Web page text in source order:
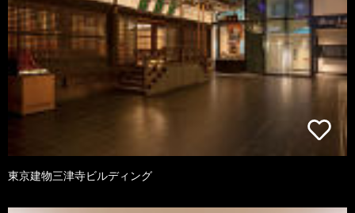
東京建物三津寺ビルディング